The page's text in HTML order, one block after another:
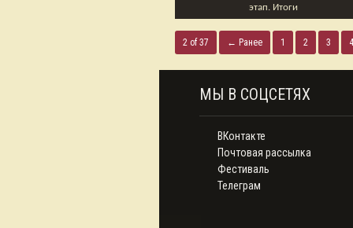
этап. Итоги
2 of 37 ← Ранее 1 2 3 4
МЫ В СОЦСЕТЯХ
ВКонтакте
Почтовая рассылка
Фестиваль
Телеграм